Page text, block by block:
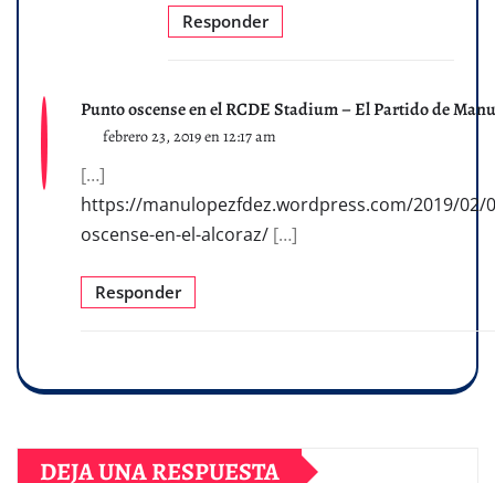
Responder
Punto oscense en el RCDE Stadium – El Partido de Manu
febrero 23, 2019 en 12:17 am
[…]
https://manulopezfdez.wordpress.com/2019/02/
oscense-en-el-alcoraz/ […]
Responder
DEJA UNA RESPUESTA